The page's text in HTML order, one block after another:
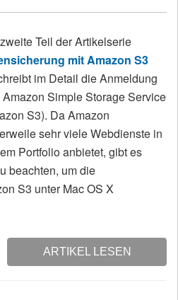
Teil der Artikelserie
mit Amazon S3
im Detail die Anmeldung
Amazon Simple Storage Service
S3). Da Amazon
sehr viele Webdienste in
Portfolio anbietet, gibt es
beachten, um die
S3 unter Mac OS X
ARTIKEL LESEN